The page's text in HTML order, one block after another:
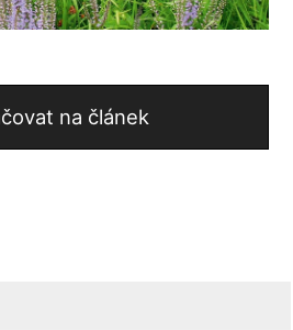
na článek